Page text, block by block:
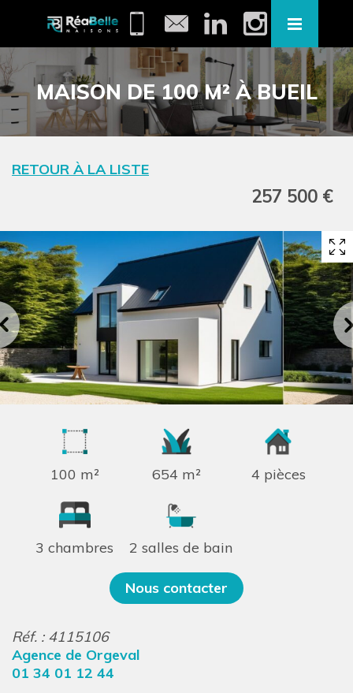
MAISON DE 100 M² À BUEIL
RETOUR À LA LISTE
257 500 €
100 m² 654 m² 4 pièces
3 chambres 2 salles de bain
Nous contacter
Réf. : 4115106
Agence de Orgeval
01 34 01 12 44